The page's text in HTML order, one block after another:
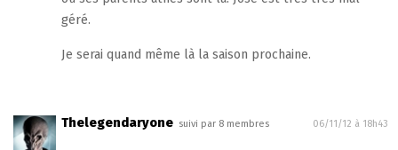
géré.
Je serai quand même là la saison prochaine.
Thelegendaryone suivi par 8 membres 06/11/12 à 18h43